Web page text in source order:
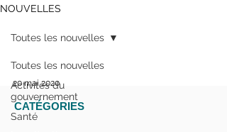
NOUVELLES
Toutes les nouvelles
Activités du
gouvernement
Santé
Toutes les nouvelles
20 mai 2020
Faiblesses dans la gestion du
CATÉGORIES